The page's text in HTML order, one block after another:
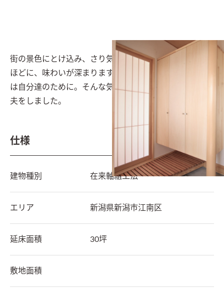
街の景色にとけ込み、さり気ない佇まいは歳月を重ねる
ほどに、味わいが深まります。外はみんなのために、内
は自分達のために。そんな気持ちや配慮が感じられる工
夫をしました。
仕様
建物種別 在来軸組工法
エリア 新潟県新潟市江南区
延床面積 30坪
敷地面積